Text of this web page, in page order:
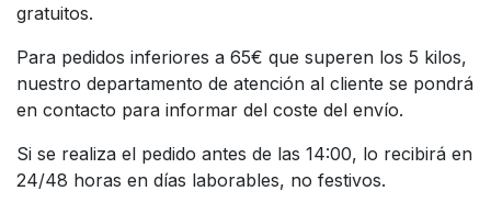
gratuitos.
Para pedidos inferiores a 65€ que superen los 5 kilos,
nuestro departamento de atención al cliente se pondrá
en contacto para informar del coste del envío.
Si se realiza el pedido antes de las 14:00, lo recibirá en
24/48 horas en días laborables, no festivos.